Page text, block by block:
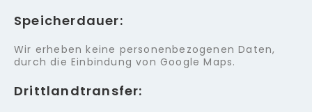
Speicherdauer:
Wir erheben keine personenbezogenen Daten,
durch die Einbindung von Google Maps.
Drittlandtransfer: